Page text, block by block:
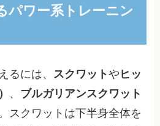
パワー系トレーニン
るには、 スクワットや ヒッ
、 ブルガリアンスクワット
スクワットは下半身全体を